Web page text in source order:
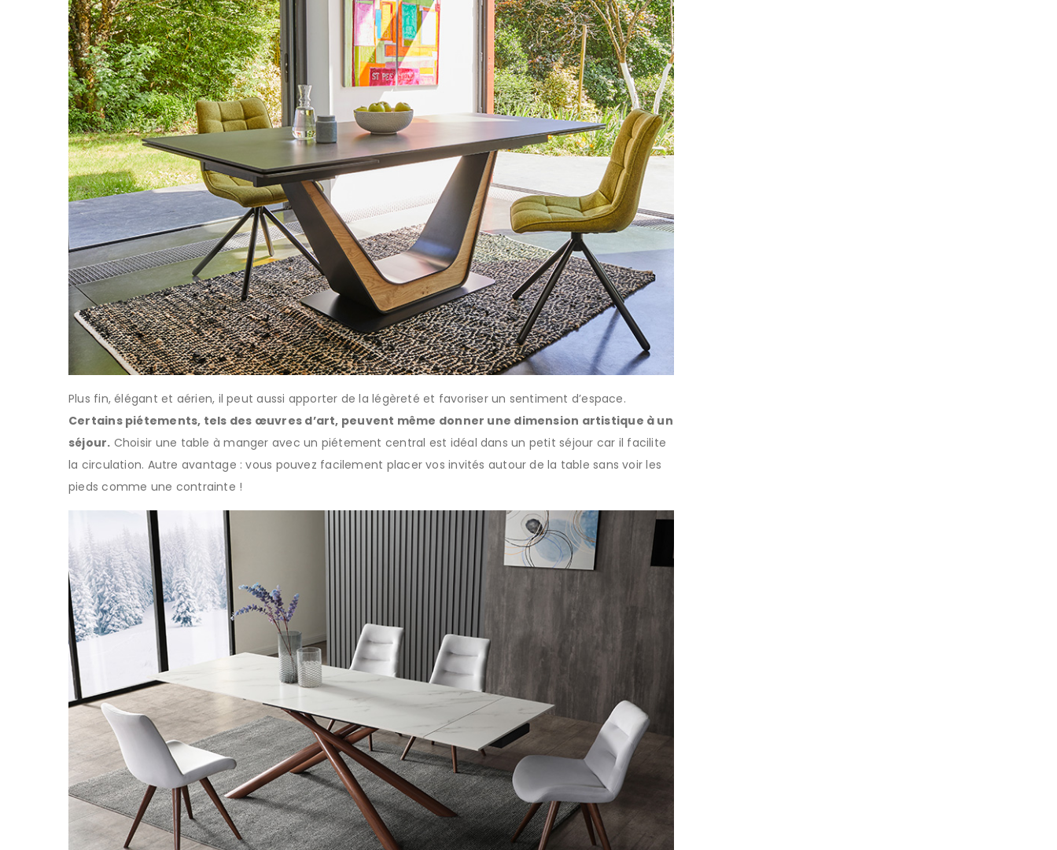
Plus fin, élégant et aérien, il peut aussi apporter de la légèreté et favoriser un sentiment d’espace.
Certains piétements, tels des œuvres d’art, peuvent même donner une dimension artistique à un
séjour. Choisir une table à manger avec un piétement central est idéal dans un petit séjour car il facilite
la circulation. Autre avantage : vous pouvez facilement placer vos invités autour de la table sans voir les
pieds comme une contrainte !